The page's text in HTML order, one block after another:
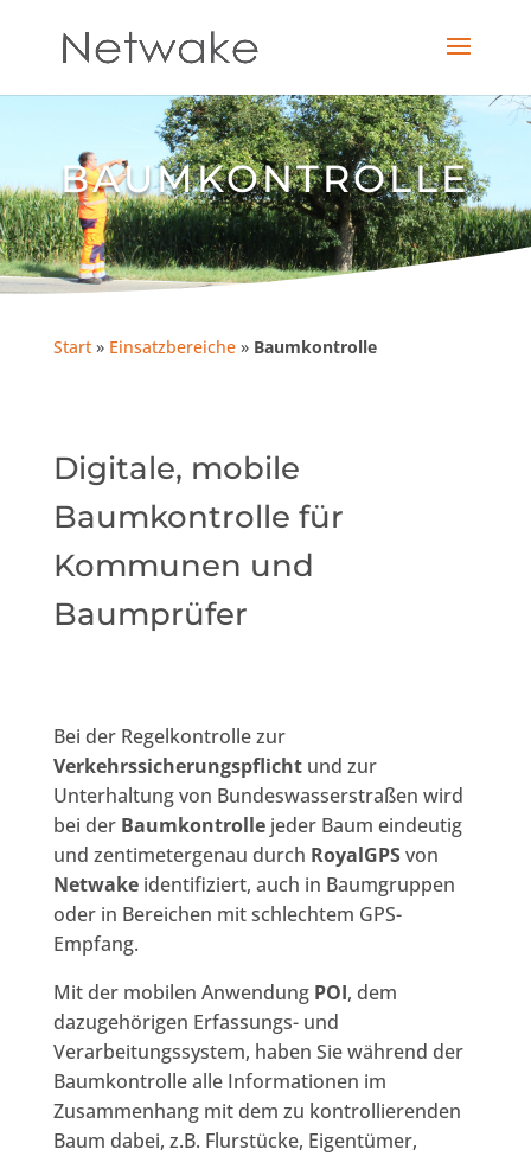
BAUMKONTROLLE
Start» Einsatzbereiche» Baumkontrolle
Digitale, mobile
Baumkontrolle für
Kommunen und
Baumprüfer
Bei der Regelkontrolle zur
Verkehrssicherungspflichtund zur
Unterhaltung von Bundeswasserstraßen wird
bei der Baumkontrollejeder Baum eindeutig
und zentimetergenau durch RoyalGPSvon
Netwakeidentifiziert, auch in Baumgruppen
oder in Bereichen mit schlechtem GPS-
Empfang.
Mit der mobilen Anwendung POI, dem
dazugehörigen Erfassungs- und
Verarbeitungssystem, haben Sie während der
Baumkontrolle alle Informationen im
Zusammenhang mit dem zu kontrollierenden
Baum dabei, z.B. Flurstücke, Eigentümer,